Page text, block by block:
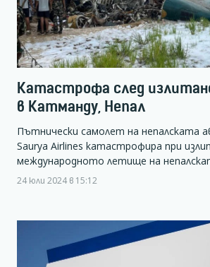
Катастрофа след
в Катманду, Непал
Пътнически самолет на непалската
Saurya Airlines катастрофира при
международното летище на
24 юли 2024 в 15:12